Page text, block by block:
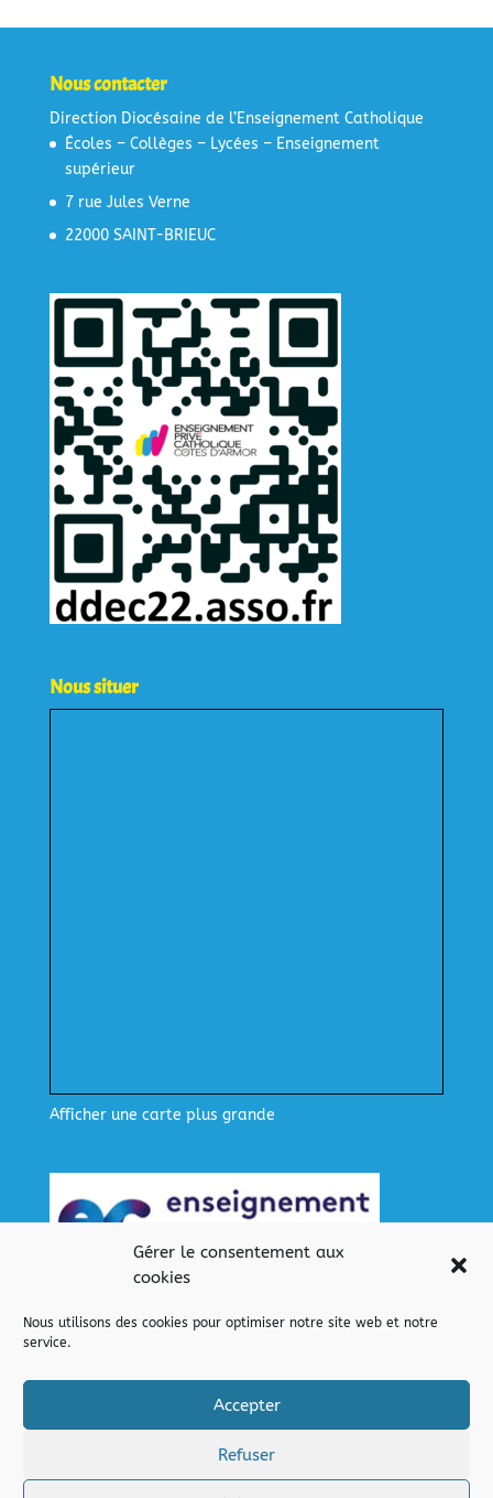
Gérer le consentement aux
cookies
Nous utilisons des cookies pour optimiser notre site web et notre
service.
Accepter
Refuser
Nous contacter
Direction Diocésaine de l’Enseignement Catholique
Écoles – Collèges – Lycées – Enseignement
supérieur
7 rue Jules Verne
22000 SAINT-BRIEUC
Nous situer
Afficher une carte plus grande
Nos liens
Lien pour se connecter